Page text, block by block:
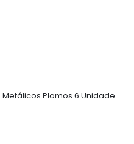
Juego de Yases Metálicos Plomos 6 Unidades + Pelota de Goma (En Bolsita Lista para Regalar)